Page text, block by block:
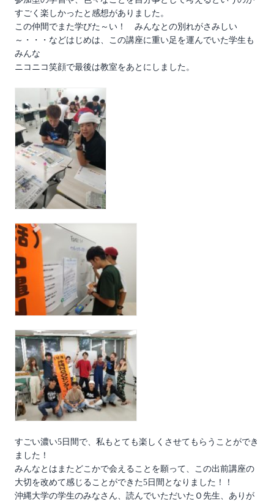
すごく楽しかったと感想がありました。
この仲間でまた学びた～い！ みんなとの別れがさみしい
～・・・などはじめは、この講座に重い足を運んでいた学生も
みんな
ニコニコ笑顔で最後は教室をあとにしました。
すごい濃い5日間で、私もとても楽しくさせてもらうことができ
ました！
みんなとはまたどこかで会えることを願って、この出前講座の
大切を改めて感じることができた5日間となりました！！
沖縄大学の学生のみなさん、読んでいただいたＯ先生、ありが